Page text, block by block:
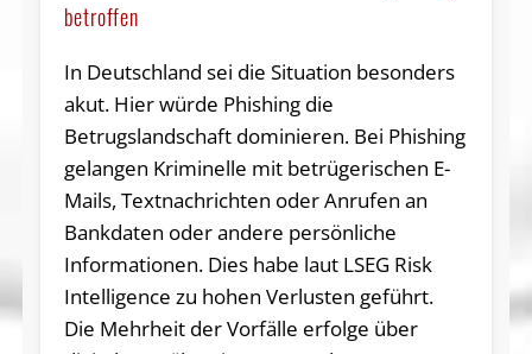
betroffen
In Deutschland sei die Situation besonders
akut. Hier würde Phishing die
Betrugslandschaft dominieren. Bei Phishing
gelangen Kriminelle mit betrügerischen E-
Mails, Textnachrichten oder Anrufen an
Bankdaten oder andere persönliche
Informationen. Dies habe laut LSEG Risk
Intelligence zu hohen Verlusten geführt.
Die Mehrheit der Vorfälle erfolge über